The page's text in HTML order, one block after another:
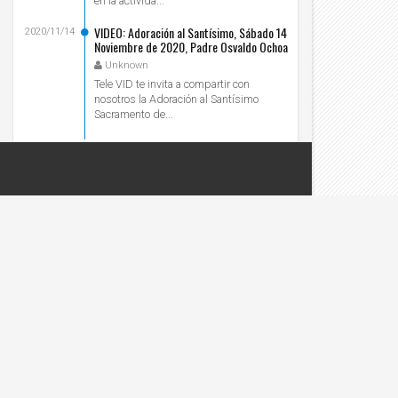
VIDEO: Adoración al Santísimo, Sábado 14
Noviembre de 2020, Padre Osvaldo Ochoa
- Tele VID
Unknown
2020/11/14
Tele VID te invita a compartir con
nosotros la Adoración al Santísimo
Sacramento de...